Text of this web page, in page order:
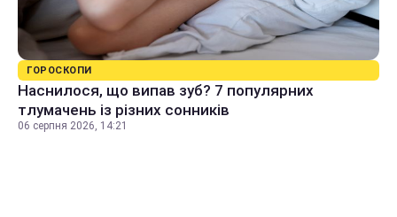
ГОРОСКОПИ
Наснилося, що випав зуб? 7 популярних
тлумачень із різних сонників
06 серпня 2026, 14:21